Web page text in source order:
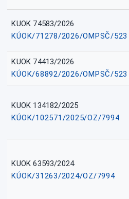
KUOK 74583/2026
KÚOK/71278/2026/OMPSČ/523
KUOK 74413/2026
KÚOK/68892/2026/OMPSČ/523
KUOK 134182/2025
KÚOK/102571/2025/OZ/7994
KUOK 63593/2024
KÚOK/31263/2024/OZ/7994